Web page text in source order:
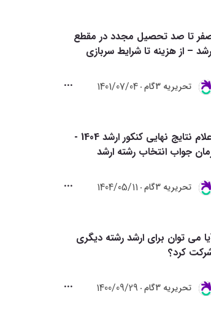
تا صد تحصیل مجدد در مقطع
– از هزینه تا شرایط سربازی
تحريريه 3گام 1401/07/04
اعلام نتایج نهایی کنکور ارشد 1404 -
جواب انتخاب رشته ارشد
تحريريه 3گام 1404/05/11
می توان برای ارشد رشته دیگری
کرد؟
تحريريه 3گام 1400/09/29